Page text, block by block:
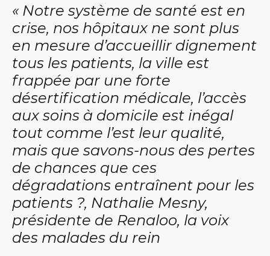
« Notre système de santé est en
crise, nos hôpitaux ne sont plus
en mesure d’accueillir dignement
tous les patients, la ville est
frappée par une forte
désertification médicale, l’accès
aux soins à domicile est inégal
tout comme l’est leur qualité,
mais que savons-nous des pertes
de chances que ces
dégradations entraînent pour les
patients ?, Nathalie Mesny,
présidente de Renaloo, la voix
des malades du rein